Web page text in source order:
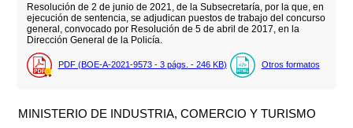
Resolución de 2 de junio de 2021, de la Subsecretaría, por la que, en
ejecución de sentencia, se adjudican puestos de trabajo del concurso
general, convocado por Resolución de 5 de abril de 2017, en la
Dirección General de la Policía.
PDF (BOE-A-2021-9573 - 3 págs. - 246 KB) Otros formatos
MINISTERIO DE INDUSTRIA, COMERCIO Y TURISMO